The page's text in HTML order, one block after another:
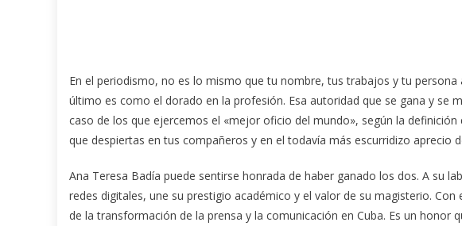
En el periodismo, no es lo mismo que tu nombre, tus trabajos y tu
último es como el dorado en la profesión. Esa autoridad que se gana y se
caso de los que ejercemos el «mejor oficio del mundo», según la
que despiertas en tus compañeros y en el todavía más escurridizo aprecio
Ana Teresa Badía puede sentirse honrada de haber ganado los dos. A su
redes digitales, une su prestigio académico y el valor de su magisterio.
de la transformación de la prensa y la comunicación en Cuba. Es un honor